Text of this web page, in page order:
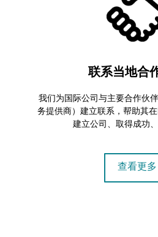
联系当地合
我们为国际公司与主要合作伙
务提供商）建立联系，帮助其
建立公司、取得成功
查看更多